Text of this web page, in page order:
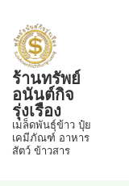
Skip
Main
Content
ร้านทรัพย์
อนันต์กิจ
รุ่งเรือง
เมล็ดพันธุ์ข้าว ปุ๋ย
เคมีภัณฑ์ อาหาร
สัตว์ ข้าวสาร